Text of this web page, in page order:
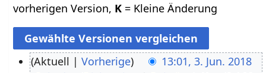
vorherigen Version, K = Kleine Änderung
Aktuell Vorherige
13:01, 3. Jun. 2018